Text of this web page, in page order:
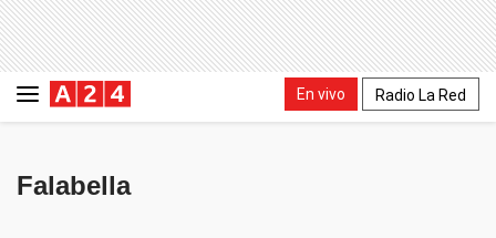
En vivo Radio La Red
Falabella